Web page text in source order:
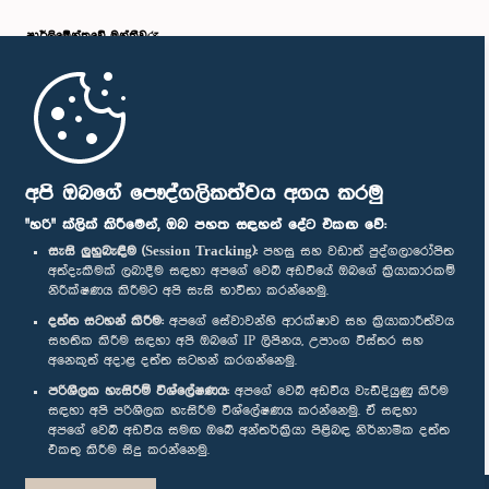
අපි ඔබගේ පෞද්ගලිකත්වය අගය කරමු
"හරි" ක්ලික් කිරීමෙන්, ඔබ පහත සඳහන් දේට එකඟ වේ:
සැසි ලුහුබැඳීම (Session Tracking): පහසු සහ වඩාත් පුද්ගලාරෝපිත
අත්දැකීමක් ලබාදීම සඳහා අපගේ වෙබ් අඩවියේ ඔබගේ ක්‍රියාකාරකම්
නිරීක්ෂණය කිරීමට අපි සැසි භාවිතා කරන්නෙමු.
දත්ත සටහන් කිරීම: අපගේ සේවාවන්හි ආරක්ෂාව සහ ක්‍රියාකාරීත්වය
සහතික කිරීම සඳහා අපි ඔබගේ IP ලිපිනය, උපාංග විස්තර සහ
අනෙකුත් අදාළ දත්ත සටහන් කරගන්නෙමු.
පරිශීලක හැසිරීම් විශ්ලේෂණය: අපගේ වෙබ් අඩවිය වැඩිදියුණු කිරීම
සඳහා අපි පරිශීලක හැසිරීම විශ්ලේෂණය කරන්නෙමු. ඒ සඳහා
අපගේ වෙබ් අඩවිය සමඟ ඔබේ අන්තර්ක්‍රියා පිළිබඳ නිර්නාමික දත්ත
එකතු කිරීම සිදු කරන්නෙමු.
පාර්ලි‌මේන්තුවේ මන්ත්‍රීවරු
මුල් පිටුව
පාර්ලිමේන්තු ජංගම යෙදුම
අප හා සම්බන්ධ වී සිටින්න :
සම්මාන
පෞද්ගලිකත්ව ප්‍රතිපත්තිය